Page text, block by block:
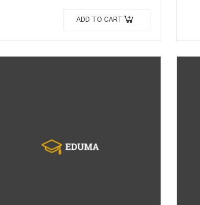
amet, ante. Donec eu libero sit amet…
ADD TO CART